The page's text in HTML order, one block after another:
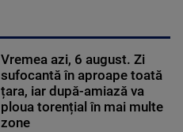
Vremea azi, 6 august. Zi
sufocantă în aproape toată
țara, iar după-amiază va
ploua torențial în mai multe
zone